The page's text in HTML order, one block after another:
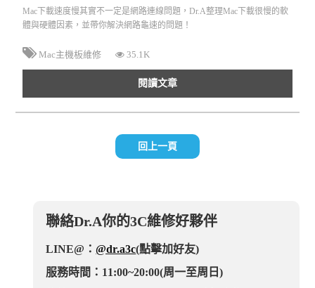
Mac下載速度慢其實不一定是網路連線問題，Dr.A整理Mac下載很慢的軟
體與硬體因素，並帶你解決網路龜速的問題！
Mac主機板維修 35.1K
閱讀文章
回上一頁
聯絡Dr.A你的3C維修好夥伴
LINE@：@dr.a3c(點擊加好友)
服務時間：11:00~20:00(周一至周日)